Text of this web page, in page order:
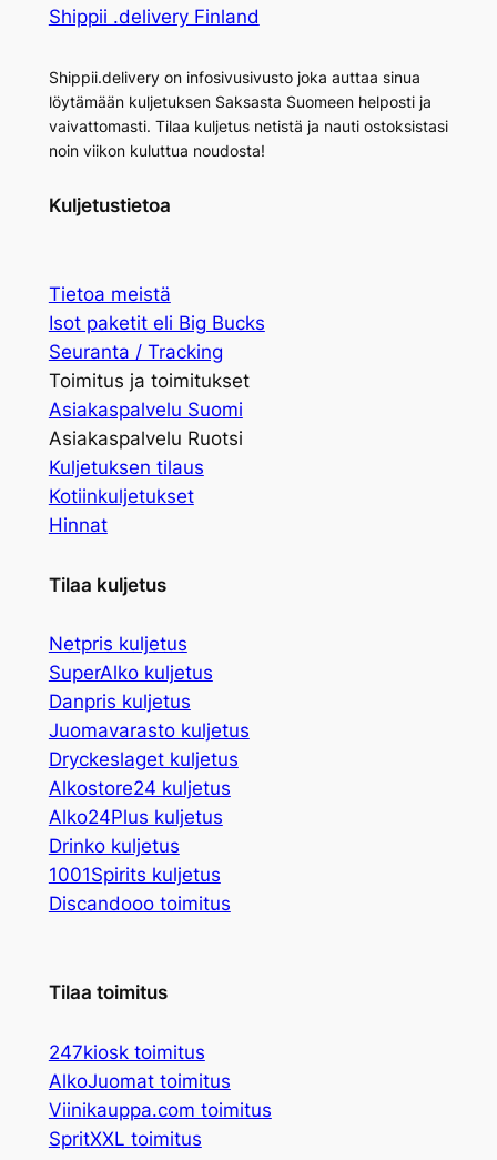
Shippii .delivery Finland
Shippii.delivery on infosivusivusto joka auttaa sinua
löytämään kuljetuksen Saksasta Suomeen helposti ja
vaivattomasti. Tilaa kuljetus netistä ja nauti ostoksistasi
noin viikon kuluttua noudosta!
Kuljetustietoa
Tietoa meistä
Isot paketit eli Big Bucks
Seuranta / Tracking
Toimitus ja toimitukset
Asiakaspalvelu Suomi
Asiakaspalvelu Ruotsi
Kuljetuksen tilaus
Kotiinkuljetukset
Hinnat
Tilaa kuljetus
Netpris kuljetus
SuperAlko kuljetus
Danpris kuljetus
Juomavarasto kuljetus
Dryckeslaget kuljetus
Alkostore24 kuljetus
Alko24Plus kuljetus
Drinko kuljetus
1001Spirits kuljetus
Discandooo toimitus
Tilaa toimitus
247kiosk toimitus
AlkoJuomat toimitus
Viinikauppa.com toimitus
SpritXXL toimitus